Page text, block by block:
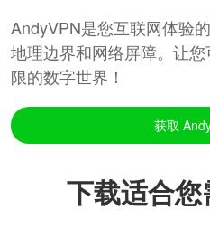
AndyVPN是您互联网体验
地理边界和网络屏障。让
限的数字世界！
获取
下载适合